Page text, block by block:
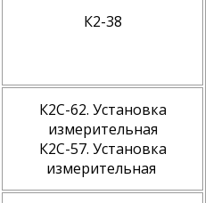
К2-38
К2С-62. Установка
измерительная
К2С-57. Установка
измерительная